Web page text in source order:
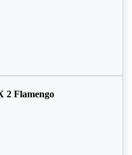
2 Flamengo